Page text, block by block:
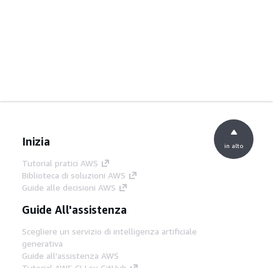
Inizia
Tutorial pratici AWS
Biblioteca di soluzioni AWS
Guide alle decisioni AWS
Guide All'assistenza
Scegliere un servizio di intelligenza artificiale
generativa
Guide all'assistenza AWS
in alto